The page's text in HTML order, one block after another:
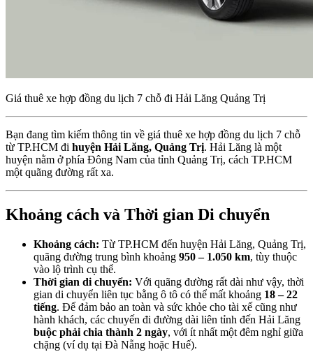
Giá thuê xe hợp đồng du lịch 7 chỗ đi Hải Lăng Quảng Trị
Bạn đang tìm kiếm thông tin về giá thuê xe hợp đồng du lịch 7 chỗ
từ TP.HCM đi huyện Hải Lăng, Quảng Trị. Hải Lăng là một
huyện nằm ở phía Đông Nam của tỉnh Quảng Trị, cách TP.HCM
một quãng đường rất xa.
Khoảng cách và Thời gian Di chuyển
Khoảng cách: Từ TP.HCM đến huyện Hải Lăng, Quảng Trị,
quãng đường trung bình khoảng 950 – 1.050 km, tùy thuộc
vào lộ trình cụ thể.
Thời gian di chuyển: Với quãng đường rất dài như vậy, thời
gian di chuyển liên tục bằng ô tô có thể mất khoảng 18 – 22
tiếng. Để đảm bảo an toàn và sức khỏe cho tài xế cũng như
hành khách, các chuyến đi đường dài liên tỉnh đến Hải Lăng
buộc phải chia thành 2 ngày, với ít nhất một đêm nghỉ giữa
chặng (ví dụ tại Đà Nẵng hoặc Huế).